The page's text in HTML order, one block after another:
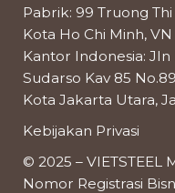
Pabrik: 99 Truong
Kota Ho Chi Minh, VN
Kantor Indonesia:
Sudarso Kav 85
Kota Jakarta Utara,
Kebijakan Privasi
© 2025 – VIETSTEEL
Nomor Registrasi